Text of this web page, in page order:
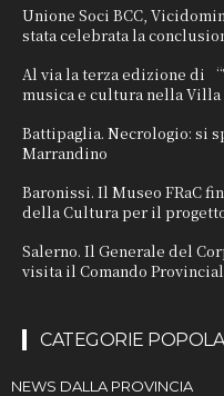
Unione Soci BCC,
stata celebrata la
Al via la terza edizione di
musica e cultura nella Villa
Battipaglia. Necrologio: si
Marrandino
Baronissi. Il Museo FRaC
della Cultura per il
Salerno. Il Generale del
visita il Comando
CATEGORIE
NEWS DALLA PROVINCIA